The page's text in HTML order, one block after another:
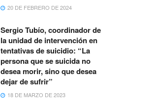
20 DE FEBRERO DE 2024
Sergio Tubío, coordinador de
la unidad de intervención en
tentativas de suicidio: “La
persona que se suicida no
desea morir, sino que desea
dejar de sufrir”
18 DE MARZO DE 2023